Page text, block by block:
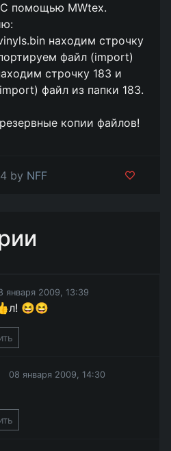
С помощью MWtex.
находим строчку
файл (import)
строчку 183 и
файл из папки 183.
копии файлов!
by NFF
января 2009, 13:39
😆😆
08 января 2009, 14:30